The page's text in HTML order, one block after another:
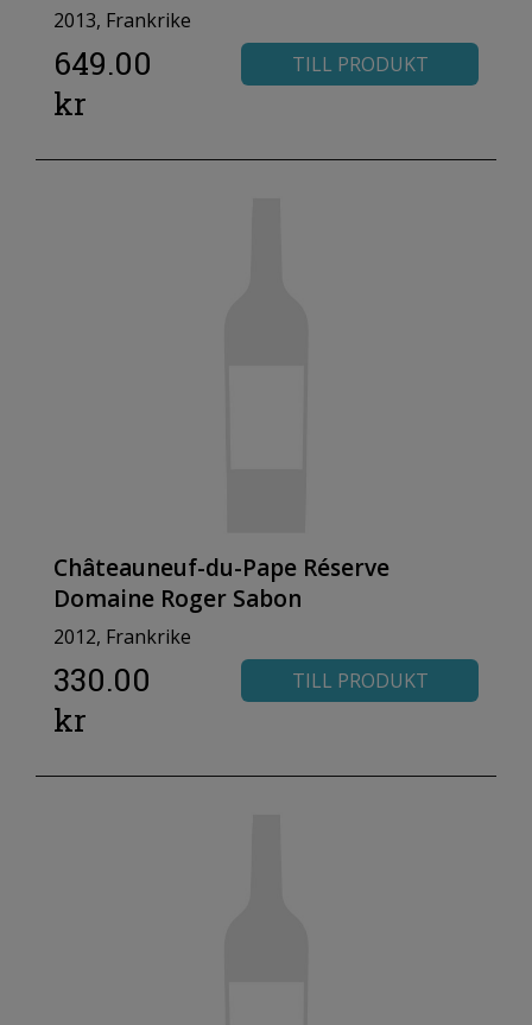
2013, Frankrike
649.00
kr
TILL PRODUKT
Châteauneuf-du-Pape Réserve
Domaine Roger Sabon
2012, Frankrike
330.00
kr
TILL PRODUKT